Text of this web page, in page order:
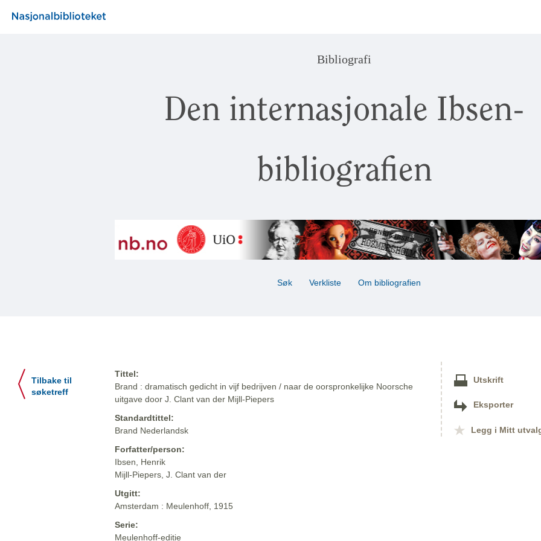
Bibliografi
Den internasjonale Ibsen-
bibliografien
Søk Verkliste Om bibliografien
Tilbake til
søketreff
Tittel:
Brand : dramatisch gedicht in vijf bedrijven / naar de oorspronkelijke Noorsche
uitgave door J. Clant van der Mijll-Piepers
Standardtittel:
Brand Nederlandsk
Forfatter/person:
Ibsen, Henrik
Mijll-Piepers, J. Clant van der
Utgitt:
Amsterdam : Meulenhoff, 1915
Serie:
Meulenhoff-editie
Utskrift
Eksporter
Legg i Mitt